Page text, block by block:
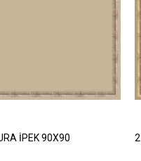
İPEK 90X90